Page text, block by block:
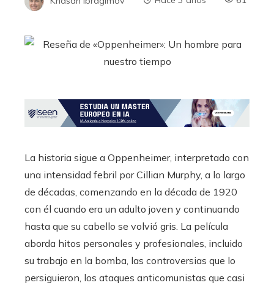
La historia sigue a Oppenheimer, interpretado con
una intensidad febril por Cillian Murphy, a lo largo
de décadas, comenzando en la década de 1920
con él cuando era un adulto joven y continuando
hasta que su cabello se volvió gris. La película
aborda hitos personales y profesionales, incluido
su trabajo en la bomba, las controversias que lo
persiguieron, los ataques anticomunistas que casi